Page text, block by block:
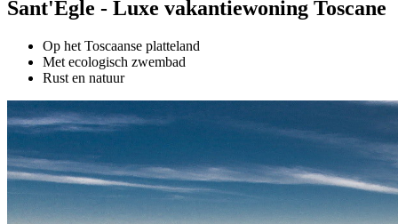
Sant'Egle - Luxe vakantiewoning Toscane
Op het Toscaanse platteland
Met ecologisch zwembad
Rust en natuur